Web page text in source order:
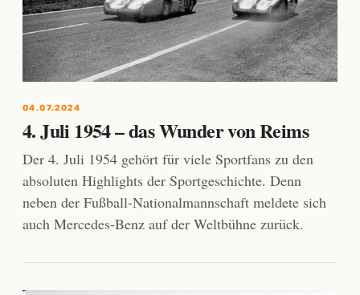
04.07.2024
4. Juli 1954 – das Wunder von Reims
Der 4. Juli 1954 gehört für viele Sportfans zu den
absoluten Highlights der Sportgeschichte. Denn
neben der Fußball-Nationalmannschaft meldete sich
auch Mercedes-Benz auf der Weltbühne zurück.